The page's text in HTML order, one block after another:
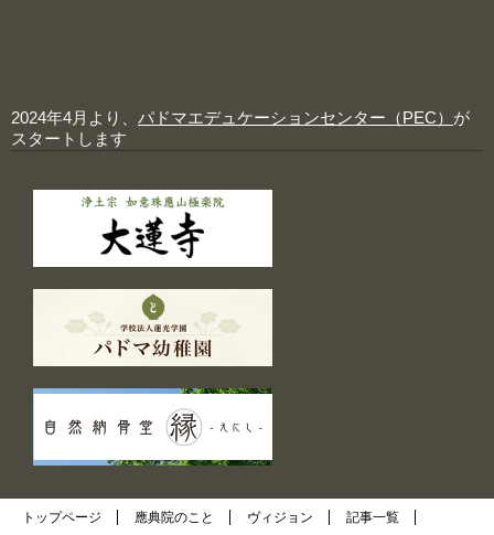
2024年4月より、 パドマエデュケーションセンター（PEC） が
スタートします
トップページ 應典院のこと ヴィジョン 記事一覧